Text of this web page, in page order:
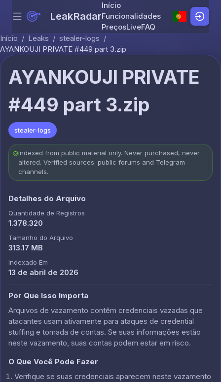
Skip to content
Menu LeakRadar
Início
Funcionalidades
PreçosLiveFAQ
Início / Leaks / stealer-logs /
AYANKOUJI PRIVATE #449 part 3.zip
AYANKOUJI PRIVATE
#449 part 3.zip
stealer-logs
Indexed from public material only. Never purchased, never
altered. Verified sources: public forums and Telegram
channels.
Detalhes do Arquivo
Quantidade de Registros
1.378.320
Tamanho do Arquivo
313.17 MB
Indexado Em
13 de abril de 2026
Por Que Isso Importa
Arquivos de vazamento contêm credenciais vazadas que
atacantes usam ativamente para ataques de credential
stuffing e tomada de contas. Se suas informações estão
neste vazamento, suas contas podem estar em risco.
O Que Você Pode Fazer
Verifique se suas credenciais aparecem neste vazamento